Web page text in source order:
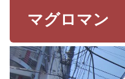
マグロマン